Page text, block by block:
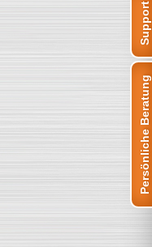
Support
Persönliche Beratung